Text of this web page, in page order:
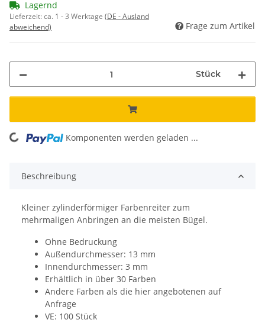
Lagernd
Lieferzeit:ca. 1 - 3 Werktage (DE - Ausland
abweichend)
Frage zum Artikel
Stück
Loading... Komponenten werden geladen ...
Beschreibung
Kleiner zylinderförmiger Farbenreiter zum
mehrmaligen Anbringen an die meisten Bügel.
Ohne Bedruckung
Außendurchmesser: 13 mm
Innendurchmesser: 3 mm
Erhältlich in über 30 Farben
Andere Farben als die hier angebotenen auf
Anfrage
VE: 100 Stück